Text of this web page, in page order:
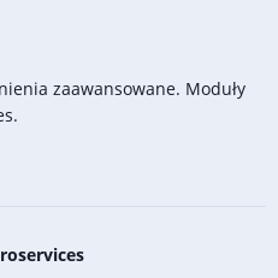
zaawansowane. Moduły